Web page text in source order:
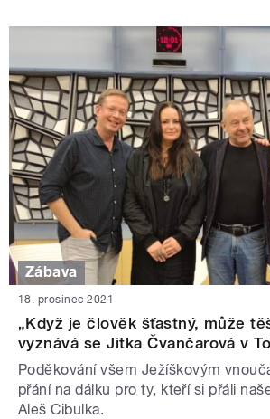
Zábava
18. prosinec 2021
„Když je člověk šťastný, může
vyznává se Jitka Čvančarová v
Poděkování všem Ježíškovým
přání na dálku pro ty, kteří si přáli
Aleš Cibulka.